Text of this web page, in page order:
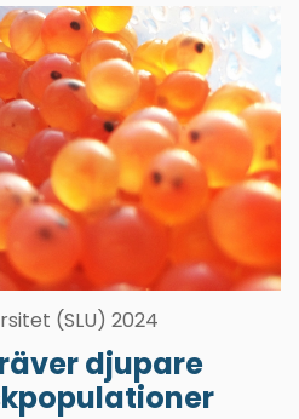
(SLU) 2024
djupare